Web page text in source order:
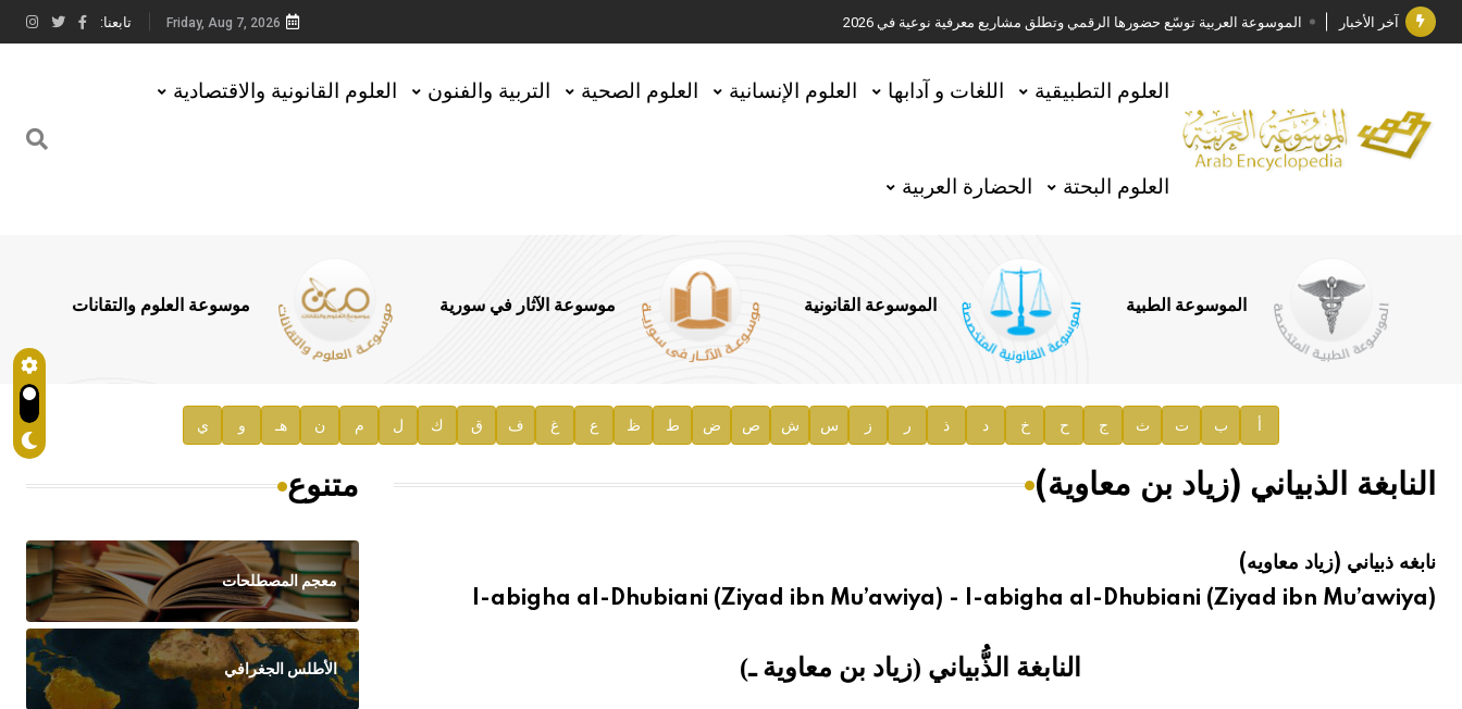
آخر الأخبار الموسوعة العربية توسّع حضورها الرقمي وتطلق مشاريع معرفية نوعية في 2026
جائزة مجمع الملك سلمان العالمي للغة العربية 2025
الأستاذ إياد خالد الطباع مدير عام لهيئة الموسوعة العربية
السيد محمد ياسين صالح وزيرا للثقافة
توصيات مجلس الإدارة
صدور المجلد السابع من موسوعة الآثار في سورية
إعلان..
هيئة الموسوعة العربية تطلق موسوعات جديدة في عام 2026
Friday, Aug 7, 2026 تابعنا:
العلوم التطبيقية اللغات و آدابها العلوم الإنسانية العلوم الصحية التربية والفنون العلوم القانونية والاقتصادية
العلوم البحتة الحضارة العربية
الموسوعة الطبية الموسوعة القانونية موسوعة الآثار في سورية موسوعة العلوم والتقانات
أ ب ت ث ج ح خ د ذ ر ز س ش ص ض ط ظ ع غ ف ق ك ل م ن هـ و ي
النابغة الذبياني (زياد بن معاوية)
نابغه ذبياني (زياد معاويه)
l-abigha al-Dhubiani (Ziyad ibn Mu’awiya) - l-abigha al-Dhubiani (Ziyad ibn Mu’awiya)
النابغة الذُّبياني (زياد بن معاوية ـ)
متنوع
معجم المصطلحات
الأطلس الجغرافي